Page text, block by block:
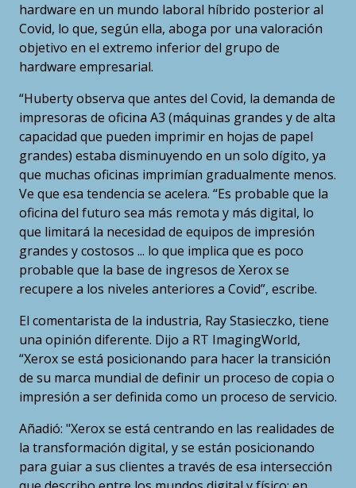
hardware en un mundo laboral híbrido posterior al
Covid, lo que, según ella, aboga por una valoración
objetivo en el extremo inferior del grupo de
hardware empresarial.
“Huberty observa que antes del Covid, la demanda de
impresoras de oficina A3 (máquinas grandes y de alta
capacidad que pueden imprimir en hojas de papel
grandes) estaba disminuyendo en un solo dígito, ya
que muchas oficinas imprimían gradualmente menos.
Ve que esa tendencia se acelera. “Es probable que la
oficina del futuro sea más remota y más digital, lo
que limitará la necesidad de equipos de impresión
grandes y costosos ... lo que implica que es poco
probable que la base de ingresos de Xerox se
recupere a los niveles anteriores a Covid”, escribe.
El comentarista de la industria, Ray Stasieczko, tiene
una opinión diferente. Dijo a RT ImagingWorld,
“Xerox se está posicionando para hacer la transición
de su marca mundial de definir un proceso de copia o
impresión a ser definida como un proceso de servicio.
Añadió: "Xerox se está centrando en las realidades de
la transformación digital, y se están posicionando
para guiar a sus clientes a través de esa intersección